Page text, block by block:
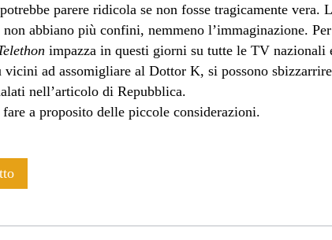
span>
parere ridicola se non fosse tragicamente vera.
non abbiano più confini, nemmeno l’immaginazione.
impazza in questi giorni su tutte le TV nazionali
vicini ad assomigliare al Dottor K, si possono
nell’articolo di Repubblica.
a proposito delle piccole considerazioni.
Le